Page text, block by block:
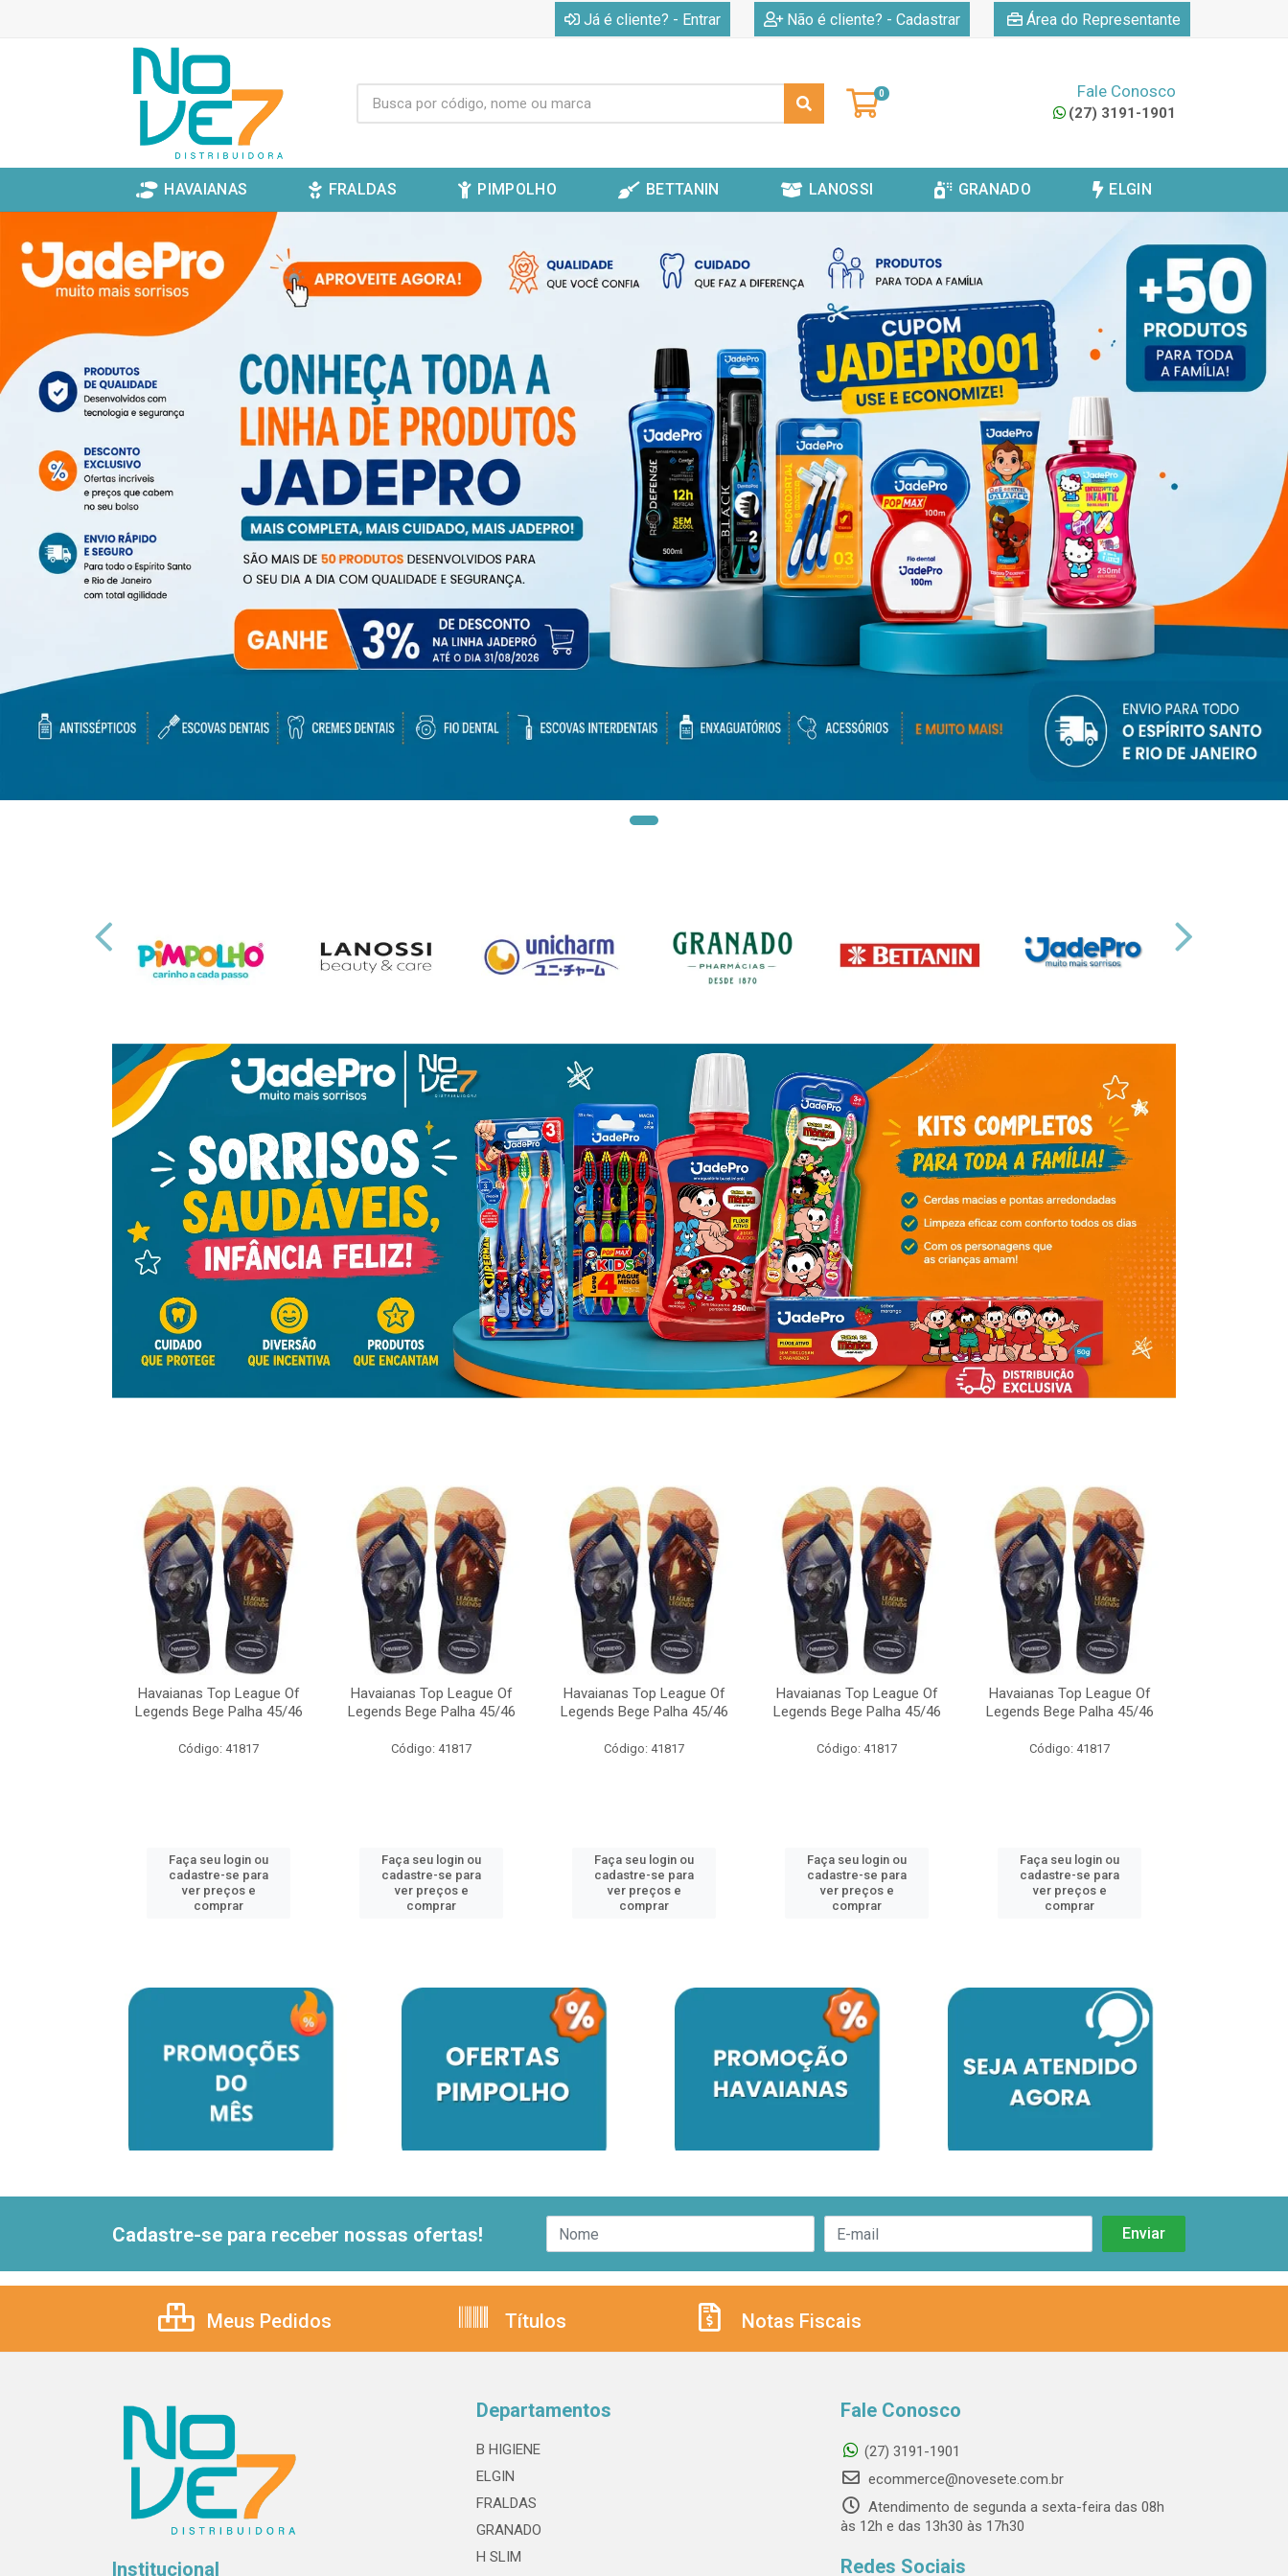
Já é cliente? - Entrar Não é cliente? - Cadastrar Área do Representante
0 Fale Conosco
(27) 3191-1901
HAVAIANAS FRALDAS PIMPOLHO BETTANIN LANOSSI GRANADO ELGIN
Havaianas Top League Of
Legends Bege Palha 45/46
Código: 41817
Faça seu login ou
cadastre-se para
ver preços e
comprar
Havaianas Top League Of
Legends Bege Palha 45/46
Código: 41817
Faça seu login ou
cadastre-se para
ver preços e
comprar
Havaianas Top League Of
Legends Bege Palha 45/46
Código: 41817
Faça seu login ou
cadastre-se para
ver preços e
comprar
Havaianas Top League Of
Legends Bege Palha 45/46
Código: 41817
Faça seu login ou
cadastre-se para
ver preços e
comprar
Havaianas Top League Of
Legends Bege Palha 45/46
Código: 41817
Faça seu login ou
cadastre-se para
ver preços e
comprar
Cadastre-se para receber nossas ofertas!
Meus Pedidos Títulos Notas Fiscais
Institucional
Departamentos
B HIGIENE
ELGIN
FRALDAS
GRANADO
H SLIM
Fale Conosco
(27) 3191-1901
ecommerce@novesete.com.br
Atendimento de segunda a sexta-feira das 08h
às 12h e das 13h30 às 17h30
Redes Sociais